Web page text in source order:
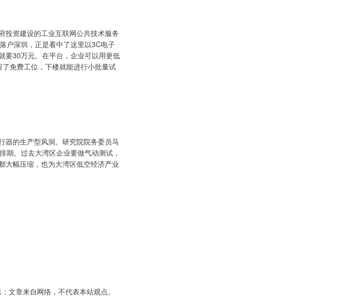
投资建设的工业互联网公共技术服务
户深圳，正是看中了这里以3C电子
要30万元。在平台，企业可以用更低
免费工位，下楼就能进行小批量试
器的生产型风洞。研究院院务委员马
。过去大湾区企业要做气动测试，
大幅压缩，也为大湾区低空经济产业
文章来自网络，不代表本站观点。